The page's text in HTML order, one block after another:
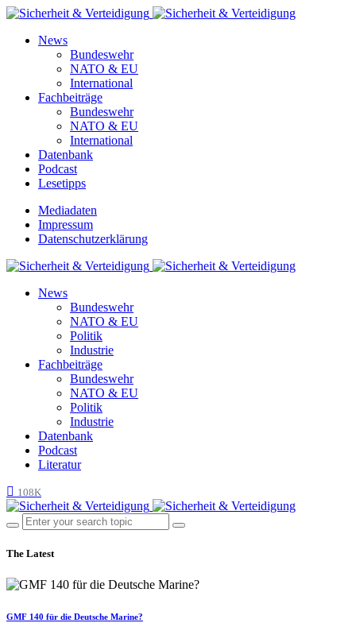
News
Bundeswehr
NATO & EU
International
Fachbeiträge
Bundeswehr
NATO & EU
International
Datenbank
Podcast
Lesetipps
Mediadaten
Impressum
Datenschutzerklärung
News
Bundeswehr
NATO & EU
Politik
Industrie
Fachbeiträge
Bundeswehr
NATO & EU
Politik
Industrie
Datenbank
Podcast
Literatur
108K
The Latest
GMF 140 für die Deutsche Marine?